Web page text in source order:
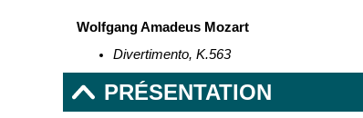
Wolfgang Amadeus Mozart
Divertimento, K.563
PRÉSENTATION